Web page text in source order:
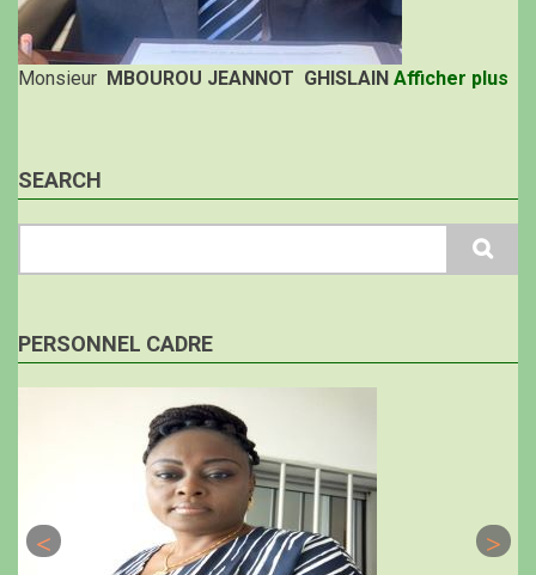
Monsieur MBOUROU JEANNOT GHISLAIN Afficher plus
SEARCH
PERSONNEL CADRE